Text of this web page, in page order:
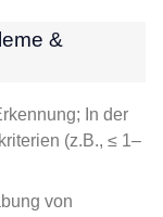
&
In der
(z.B., ≤ 1–
von